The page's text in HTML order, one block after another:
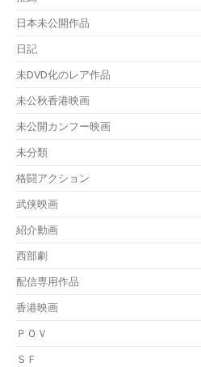
日本未公開作品
日記
未DVD化のレア作品
未公秋香港映画
未公開カンフー映画
未分類
格闘アクション
武侠映画
紹介動画
西部劇
配信専用作品
香港映画
ＰＯＶ
ＳＦ